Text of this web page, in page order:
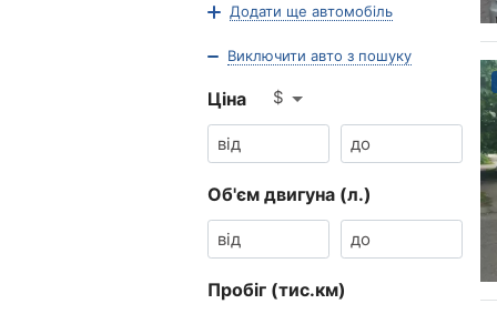
Додати ще автомобіль
Виключити авто з пошуку
Ціна $
Об'єм двигуна (л.)
Пробіг (тис.км)